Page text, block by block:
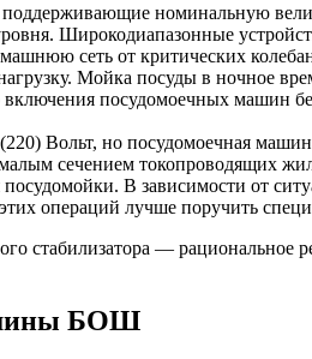
поддерживающие номинальную
Широкодиапазонные
сеть от критических
Мойка посуды в ночное
посудомоечных машин
Вольт, но посудомоечная
сечением токопроводящих
В зависимости от
операций лучше поручить
стабилизатора —
БОШ